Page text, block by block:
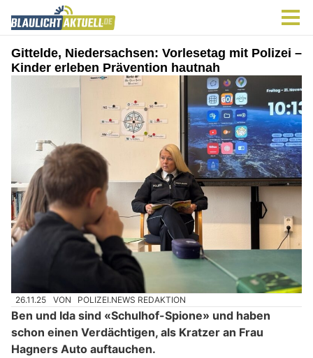
Gittelde, Niedersachsen: Vorlesetag mit Polizei –
Kinder erleben Prävention hautnah
26.11.25 VON POLIZEI.NEWS REDAKTION
Ben und Ida sind «Schulhof-Spione» und haben
schon einen Verdächtigen, als Kratzer an Frau
Hagners Auto auftauchen.